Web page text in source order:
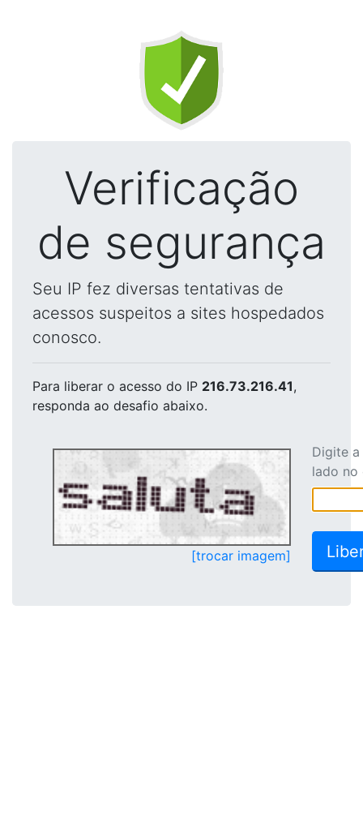
Verificação
de segurança
Seu IP fez diversas tentativas de
acessos suspeitos a sites hospedados
conosco.
Para liberar o acesso do IP 216.73.216.41,
responda ao desafio abaixo.
[trocar imagem]
Digite
lado no